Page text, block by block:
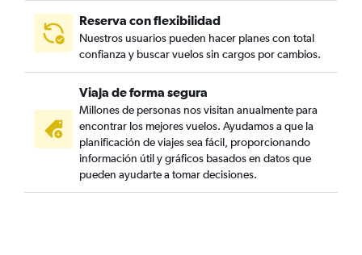
Reserva con flexibilidad
Nuestros usuarios pueden hacer planes con total
confianza y buscar vuelos sin cargos por cambios.
Viaja de forma segura
Millones de personas nos visitan anualmente para
encontrar los mejores vuelos. Ayudamos a que la
planificación de viajes sea fácil, proporcionando
información útil y gráficos basados en datos que
pueden ayudarte a tomar decisiones.